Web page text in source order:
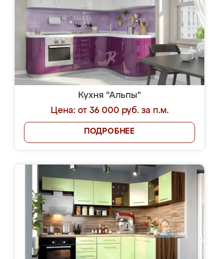
Кухня "Альпы"
Цена: от 36 000 руб. за п.м.
ПОДРОБНЕЕ